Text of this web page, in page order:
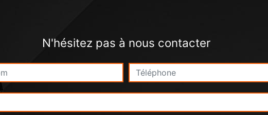
N'hésitez pas à nous contacter